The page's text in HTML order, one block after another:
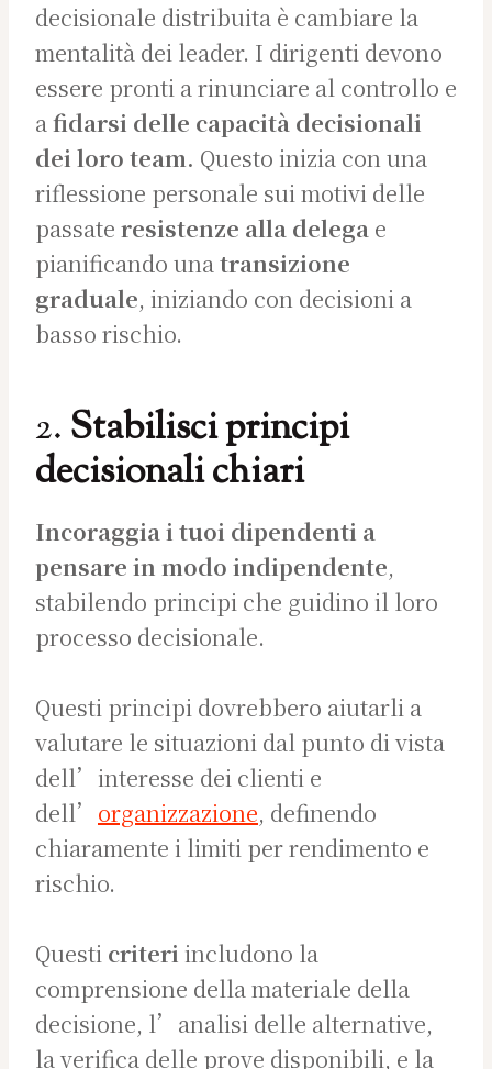
decisionale distribuita è cambiare la
mentalità dei leader. I dirigenti devono
essere pronti a rinunciare al controllo e
afidarsi delle capacità decisionali
dei loro team. Questo inizia con una
riflessione personale sui motivi delle
passate resistenze alla delega e
pianificando unatransizione
graduale, iniziando con decisioni a
basso rischio.
2. Stabilisci principi
decisionali chiari
Incoraggia i tuoi dipendenti a
pensare in modo indipendente,
stabilendo principi che guidino il loro
processo decisionale.
Questi principi dovrebbero aiutarli a
valutare le situazioni dal punto di vista
dell’interesse dei clienti e
dell’ organizzazione, definendo
chiaramente i limiti per rendimento e
rischio.
Questi criteri includono la
comprensione della materiale della
decisione, l’analisi delle alternative,
la verifica delle prove disponibili, e la